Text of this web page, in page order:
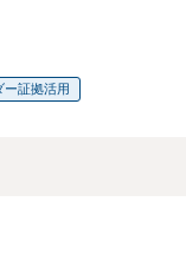
ー証拠活用